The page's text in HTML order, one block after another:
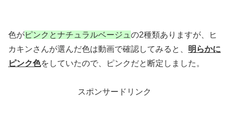
色がピンクとナチュラルベージュ の2種類ありますが、ヒ
カキンさんが選んだ色は動画で確認してみると、 明らかに
ピンク色をしていたので、ピンクだと断定しました。
スポンサードリンク